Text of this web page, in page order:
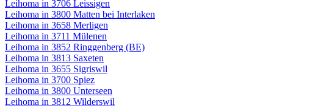
Leihoma in 3706 Leissigen
Leihoma in 3800 Matten bei Interlaken
Leihoma in 3658 Merligen
Leihoma in 3711 Mülenen
Leihoma in 3852 Ringgenberg (BE)
Leihoma in 3813 Saxeten
Leihoma in 3655 Sigriswil
Leihoma in 3700 Spiez
Leihoma in 3800 Unterseen
Leihoma in 3812 Wilderswil